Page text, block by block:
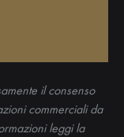
il consenso
commerciali da
leggi la